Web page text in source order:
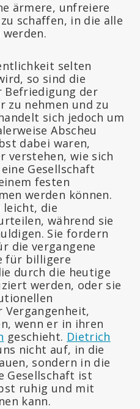
ärmere, unfreiere
schaffen, in die alle
selten
so sind die
Befriedigung der
zu nehmen und zu
sich jedoch um
Abscheu
dabei waren,
verstehen, wie sich
Gesellschaft
festen
werden können.
leicht, die
während sie
Sie fordern
die vergangene
für billigere
durch die heutige
werden, oder sie
Vergangenheit,
wenn er in ihren
geschieht. Dietrich
nicht auf, in die
sondern in die
Gesellschaft ist
ruhig und mit
kann.